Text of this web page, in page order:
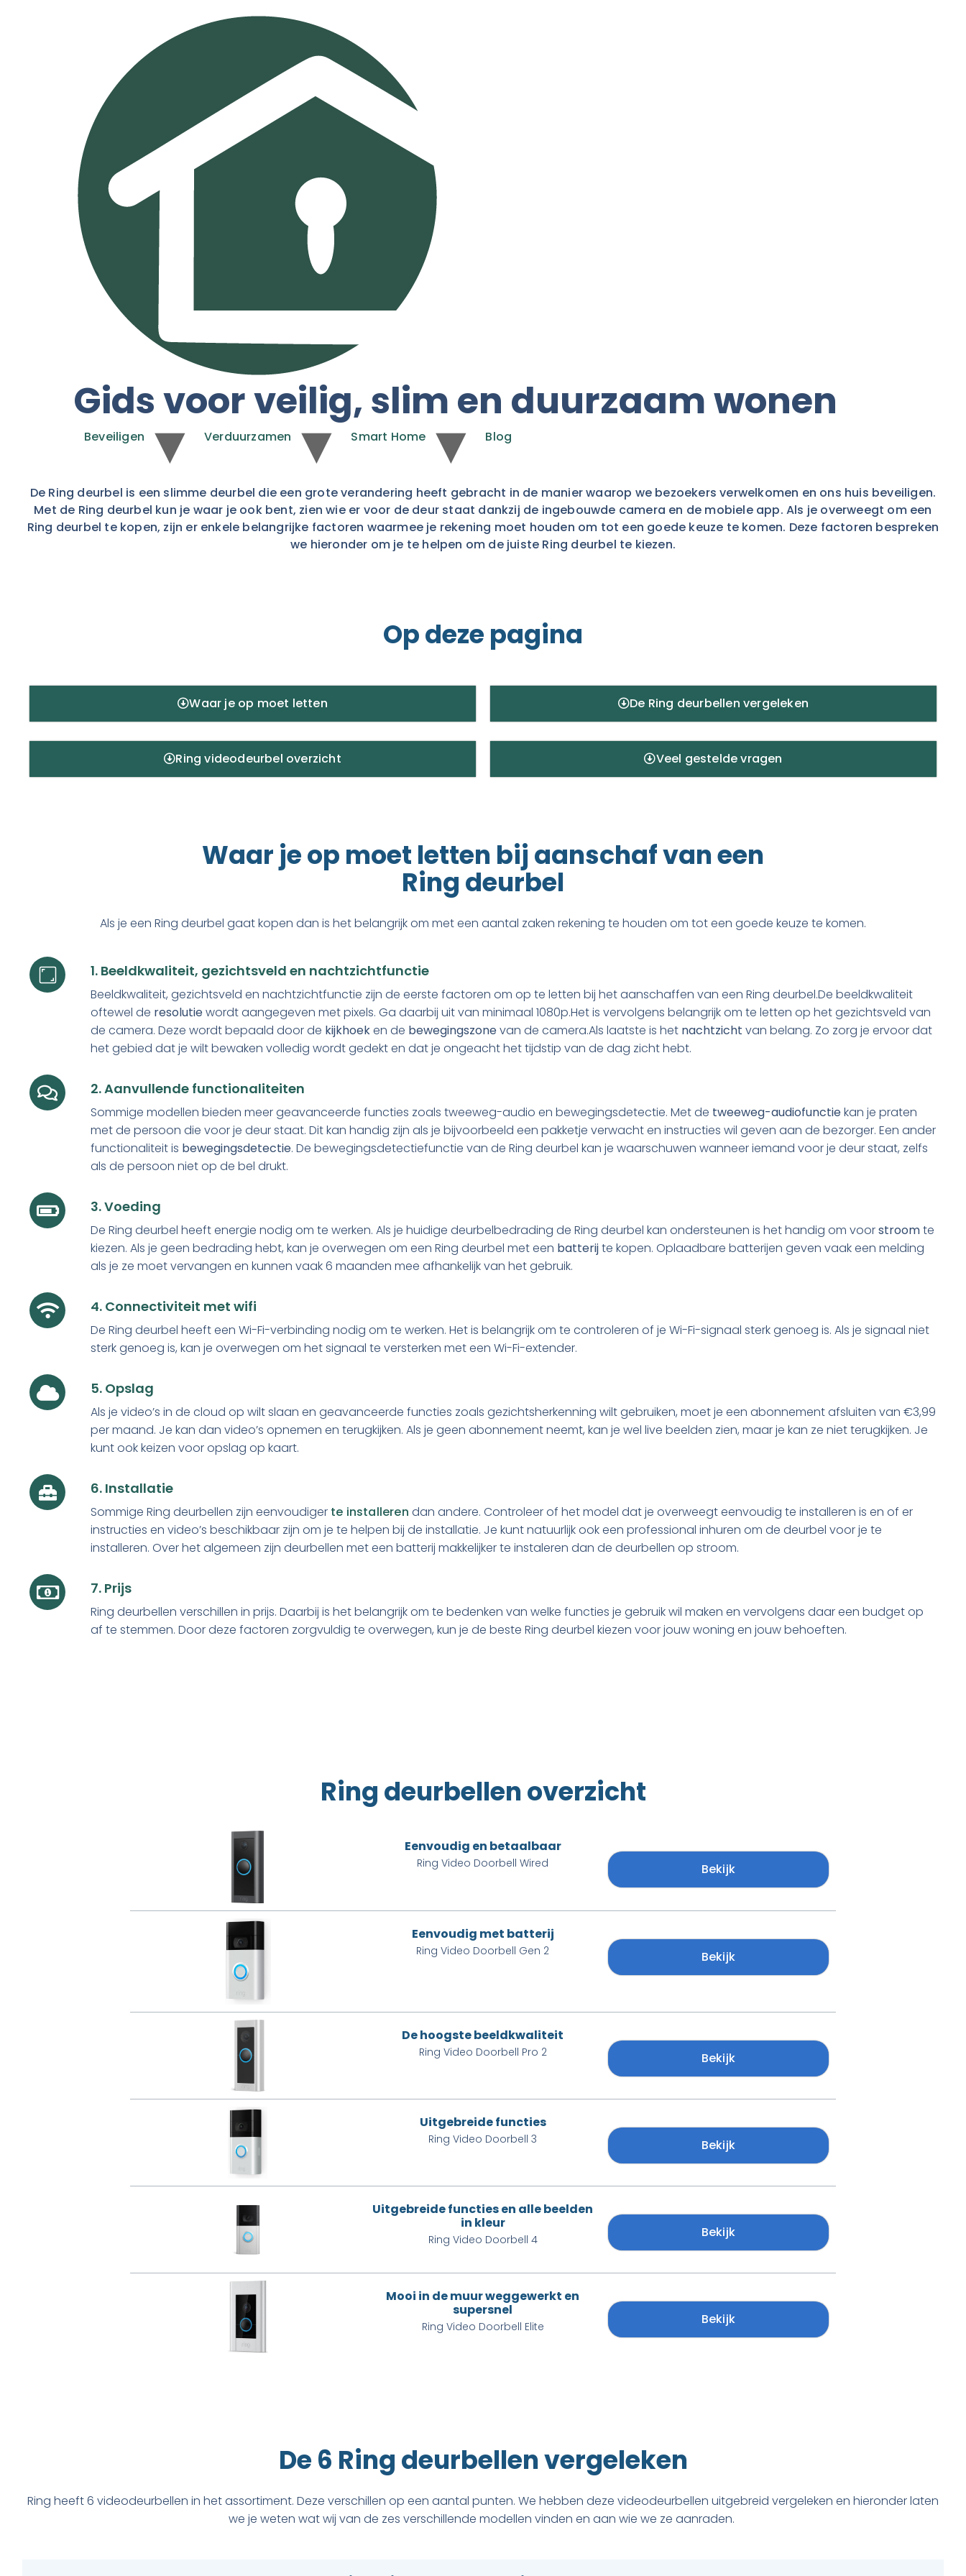
Gids voor veilig, slim en duurzaam wonen
Beveiligen Verduurzamen Smart Home Blog
De Ring deurbel is een slimme deurbel die een grote verandering heeft gebracht in de manier waarop we bezoekers verwelkomen en ons huis beveiligen.
Met de Ring deurbel kun je waar je ook bent, zien wie er voor de deur staat dankzij de ingebouwde camera en de mobiele app. Als je overweegt om een
Ring deurbel te kopen, zijn er enkele belangrijke factoren waarmee je rekening moet houden om tot een goede keuze te komen. Deze factoren bespreken
we hieronder om je te helpen om de juiste Ring deurbel te kiezen.
Op deze pagina
Waar je op moet letten
Ring videodeurbel overzicht
De Ring deurbellen vergeleken
Veel gestelde vragen
Waar je op moet letten bij aanschaf van een
Ring deurbel
Als je een Ring deurbel gaat kopen dan is het belangrijk om met een aantal zaken rekening te houden om tot een goede keuze te komen.
1. Beeldkwaliteit, gezichtsveld en nachtzichtfunctie
Beeldkwaliteit, gezichtsveld en nachtzichtfunctie zijn de eerste factoren om op te letten bij het aanschaffen van een Ring deurbel.De beeldkwaliteit
oftewel de resolutiewordt aangegeven met pixels. Ga daarbij uit van minimaal 1080p.Het is vervolgens belangrijk om te letten op het gezichtsveld van
de camera. Deze wordt bepaald door de kijkhoeken de bewegingszonevan de camera.Als laatste is het nachtzicht van belang. Zo zorg je ervoor dat
het gebied dat je wilt bewaken volledig wordt gedekt en dat je ongeacht het tijdstip van de dag zicht hebt.
2. Aanvullende functionaliteiten
Sommige modellen bieden meer geavanceerde functies zoals tweeweg-audio en bewegingsdetectie. Met de tweeweg-audiofunctiekan je praten
met de persoon die voor je deur staat. Dit kan handig zijn als je bijvoorbeeld een pakketje verwacht en instructies wil geven aan de bezorger. Een ander
functionaliteit is bewegingsdetectie. De bewegingsdetectiefunctie van de Ring deurbel kan je waarschuwen wanneer iemand voor je deur staat, zelfs
als de persoon niet op de bel drukt.
3. Voeding
De Ring deurbel heeft energie nodig om te werken. Als je huidige deurbelbedrading de Ring deurbel kan ondersteunen is het handig om voorstroomte
kiezen. Als je geen bedrading hebt, kan je overwegen om een Ring deurbel met een batterijte kopen. Oplaadbare batterijen geven vaak een melding
als je ze moet vervangen en kunnen vaak 6 maanden mee afhankelijk van het gebruik.
4. Connectiviteit met wifi
De Ring deurbel heeft een Wi-Fi-verbinding nodig om te werken. Het is belangrijk om te controleren of je Wi-Fi-signaal sterk genoeg is. Als je signaal niet
sterk genoeg is, kan je overwegen om het signaal te versterken met een Wi-Fi-extender.
5. Opslag
Als je video’s in de cloud op wilt slaan en geavanceerde functies zoals gezichtsherkenning wilt gebruiken, moet je een abonnement afsluiten van €3,99
per maand. Je kan dan video’s opnemen en terugkijken. Als je geen abonnement neemt, kan je wel live beelden zien, maar je kan ze niet terugkijken. Je
kunt ook keizen voor opslag op kaart.
6. Installatie
Sommige Ring deurbellen zijn eenvoudiger te installeren dan andere. Controleer of het model dat je overweegt eenvoudig te installeren is en of er
instructies en video’s beschikbaar zijn om je te helpen bij de installatie. Je kunt natuurlijk ook een professional inhuren om de deurbel voor je te
installeren. Over het algemeen zijn deurbellen met een batterij makkelijker te instaleren dan de deurbellen op stroom.
7. Prijs
Ring deurbellen verschillen in prijs. Daarbij is het belangrijk om te bedenken van welke functies je gebruik wil maken en vervolgens daar een budget op
af te stemmen. Door deze factoren zorgvuldig te overwegen, kun je de beste Ring deurbel kiezen voor jouw woning en jouw behoeften.
Ring deurbellen overzicht
Eenvoudig en betaalbaar
Ring Video Doorbell Wired Bekijk
Eenvoudig met batterij
Ring Video Doorbell Gen 2 Bekijk
De hoogste beeldkwaliteit
Ring Video Doorbell Pro 2 Bekijk
Uitgebreide functies
Ring Video Doorbell 3 Bekijk
Uitgebreide functies en alle beelden
in kleur
Ring Video Doorbell 4 Bekijk
Mooi in de muur weggewerkt en
supersnel
Ring Video Doorbell Elite Bekijk
De 6 Ring deurbellen vergeleken
Ring heeft 6 videodeurbellen in het assortiment. Deze verschillen op een aantal punten. We hebben deze videodeurbellen uitgebreid vergeleken en hieronder laten
we je weten wat wij van de zes verschillende modellen vinden en aan wie we ze aanraden.